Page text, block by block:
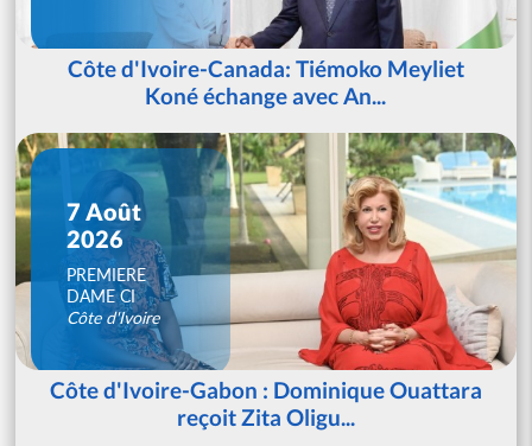
Côte d'Ivoire-Canada: Tiémoko Meyliet
Koné échange avec An...
7 Août
2026
PREMIERE
DAME CI
Côte d'Ivoire
Côte d'Ivoire-Gabon : Dominique Ouattara
reçoit Zita Oligu...